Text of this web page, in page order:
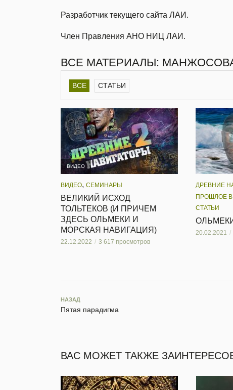
Разработчик текущего сайта ЛАИ.
Член Правления АНО НИЦ ЛАИ.
ВСЕ МАТЕРИАЛЫ:
ВСЕ СТАТЬИ
ВИДЕО
ВИДЕО, СЕМИНАРЫ
ВЕЛИКИЙ ‎ИСХОД
‎ТОЛЬТЕКОВ (И‏ ‎ПРИЧЕМ
‎ЗДЕСЬ‏ ‎ОЛЬМЕКИ‏ ‎И‏
‎МОРСКАЯ ‎НАВИГАЦИЯ)
22.12.2022 3 617 просмотров
ДРЕВНИЕ
ПРОШЛОЕ
СТАТЬИ
20.02.2021
НАЗАД
Пятая парадигма
ВАС МОЖЕТ ТАКЖЕ